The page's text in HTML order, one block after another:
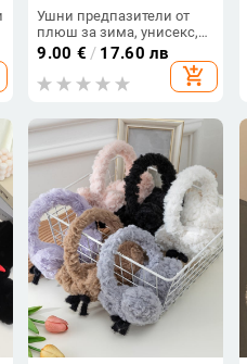
Ушни предпазители от
плюш за зима, унисекс,
възрастни, корейски
стил, монохромен модел
9.00 € / 17.60 лв
add_shopping_cart